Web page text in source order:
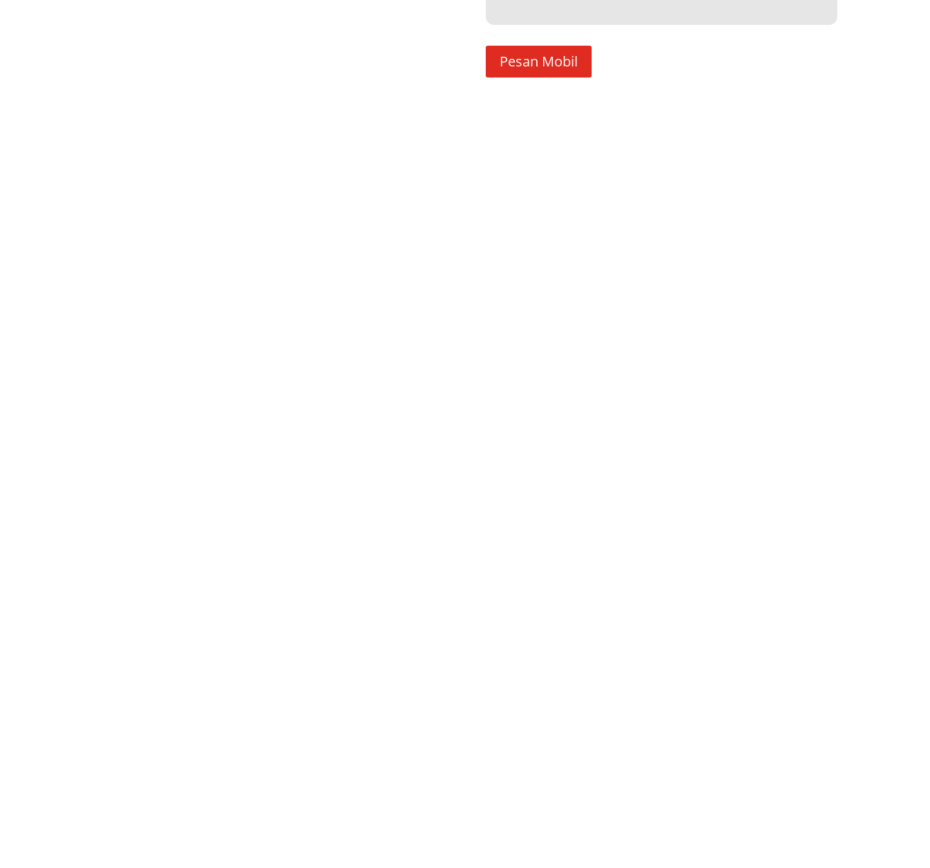
Pesan Mobil